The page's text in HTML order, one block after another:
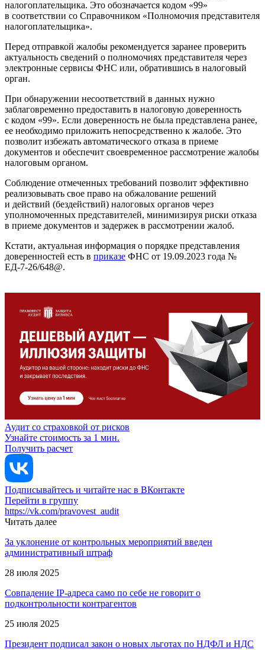
налогоплательщика. Это обозначается кодом «99»
в соответствии со Справочником «Полномочия представителя
налогоплательщика».
Перед отправкой жалобы рекомендуется заранее проверить
актуальность сведений о полномочиях представителя через
электронные сервисы ФНС или, обратившись в налоговый
орган.
При обнаружении несоответствий в данных нужно
заблаговременно предоставить в налоговую доверенность
с кодом «99». Если доверенность не была представлена ранее,
ее необходимо приложить непосредственно к жалобе. Это
позволит избежать автоматического отказа в приеме
документов и обеспечит своевременное рассмотрение жалобы
налоговым органом.
Соблюдение отмеченных требований позволит эффективно
реализовывать свое право на обжалование решений
и действий (бездействий) налоговых органов через
уполномоченных представителей, минимизируя риски отказа
в приеме документов и задержек в рассмотрении жалоб.
Кстати, актуальная информация о порядке представления
доверенностей есть в приказе ФНС от 19.09.2023 года №
ЕД-7-26/648@.
Аудит со страховкой от рисков
Узнайте стоимость за 1 мин.
Получить расчет
Подписывайтесь и читайте нас в ВКонтакте
Перейти в группу
https://vk.com/pravovest_audit
Читать далее
За уклонение от контрольных мероприятий введен
административный штраф
28 июля 2025
Совпадение IP-адреса само по себе не говорит о
подконтрольности контрагентов
25 июля 2025
Президент подписал закон о новых льготах по НДФЛ и НДС